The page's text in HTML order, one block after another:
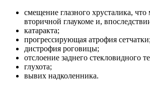
смещение глазного хрусталика,
вторичной глаукоме и,
катаракта;
прогрессирующая атрофия сетчатки;
дистрофия роговицы;
отслоение заднего стекловидного
глухота;
вывих надколенника.